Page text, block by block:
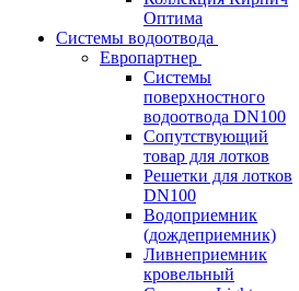
Оптима
Системы водоотвода
Европартнер
Системы
поверхностного
водоотвода DN100
Сопутствующий
товар для лотков
Решетки для лотков
DN100
Водоприемник
(дождеприемник)
Ливнеприемник
кровельный